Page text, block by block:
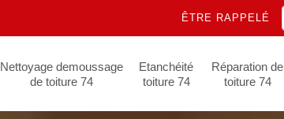
ÊTRE RAPPELÉ
Nettoyage demoussage
de toiture 74
Etanchéité
toiture 74
Réparation de
toiture 74